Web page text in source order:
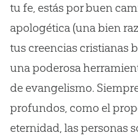
tu fe, estás por buen
apologética (una bien
tus creencias cristianas
una poderosa
de evangelismo.
profundos, como el
eternidad, las personas